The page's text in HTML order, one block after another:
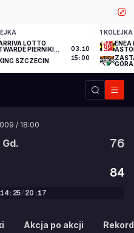
LOTTO
PIERNIKI
SZCZECIN
03.10
15:00
1 KOLEJKA
ENEA
GÓRA
/ 18:00
76
84
14: 25/20 :17
84
Akcja po akcji